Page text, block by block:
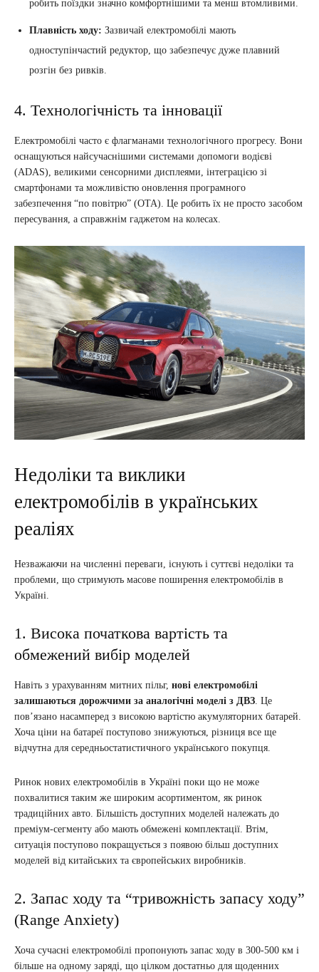
робить поїздки значно комфортнішими та менш втомливими.
Плавність ходу: Зазвичай електромобілі мають
одноступінчастий редуктор, що забезпечує дуже плавний
розгін без ривків.
4. Технологічність та інновації
Електромобілі часто є флагманами технологічного прогресу. Вони
оснащуються найсучаснішими системами допомоги водієві
(ADAS), великими сенсорними дисплеями, інтеграцією зі
смартфонами та можливістю оновлення програмного
забезпечення “по повітрю” (OTA). Це робить їх не просто засобом
пересування, а справжнім гаджетом на колесах.
Недоліки та виклики
електромобілів в українських
реаліях
Незважаючи на численні переваги, існують і суттєві недоліки та
проблеми, що стримують масове поширення електромобілів в
Україні.
1. Висока початкова вартість та
обмежений вибір моделей
Навіть з урахуванням митних пільг, нові електромобілі
залишаються дорожчими за аналогічні моделі з ДВЗ. Це
пов’язано насамперед з високою вартістю акумуляторних батарей.
Хоча ціни на батареї поступово знижуються, різниця все ще
відчутна для середньостатистичного українського покупця.
Ринок нових електромобілів в Україні поки що не може
похвалитися таким же широким асортиментом, як ринок
традиційних авто. Більшість доступних моделей належать до
преміум-сегменту або мають обмежені комплектації. Втім,
ситуація поступово покращується з появою більш доступних
моделей від китайських та європейських виробників.
2. Запас ходу та “тривожність запасу ходу”
(Range Anxiety)
Хоча сучасні електромобілі пропонують запас ходу в 300-500 км і
більше на одному заряді, що цілком достатньо для щоденних